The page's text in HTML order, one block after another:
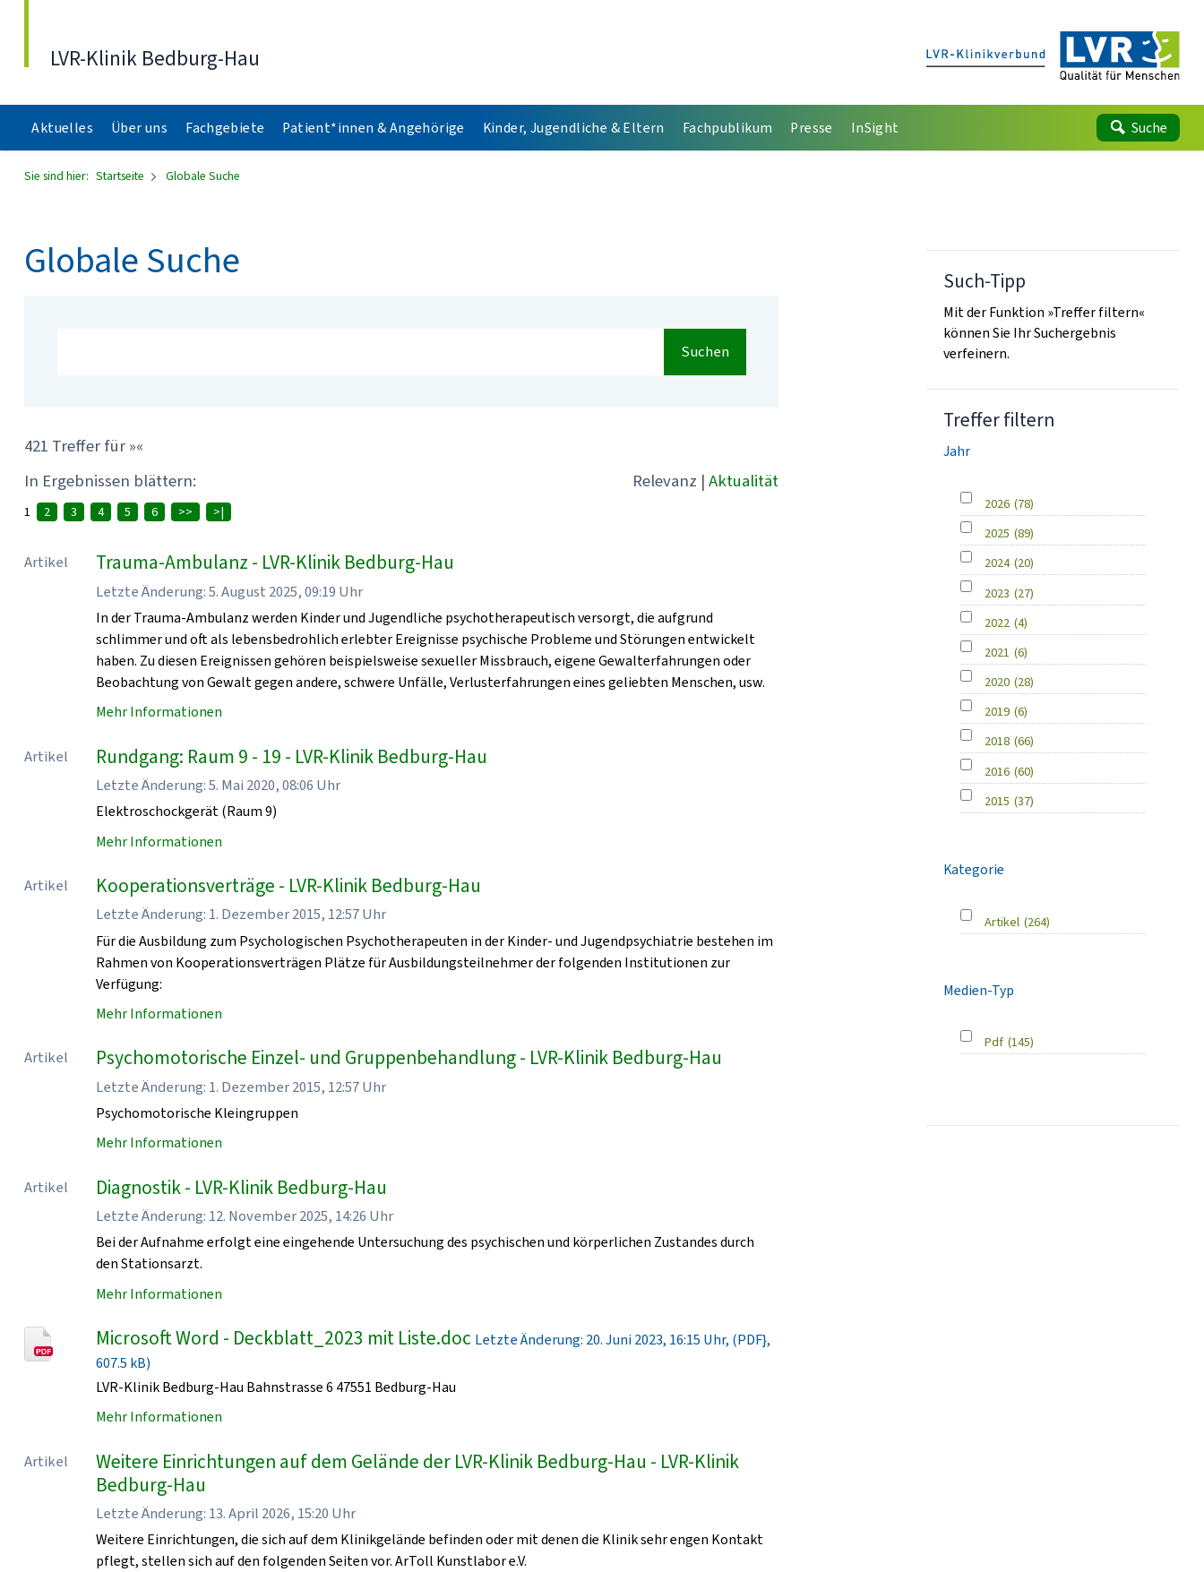
LVR-Klinik Bedburg-Hau
Aktuelles Über uns Fachgebiete Patient*innen & Angehörige Kinder, Jugendliche & Eltern Fachpublikum Presse InSight Suche
Sie sind hier: Startseite Globale Suche
Globale Suche
Suchen
421 Treffer für »«
In Ergebnissen blättern:
Relevanz | Aktualität
1 2 3 4 5 6 >> >|
Artikel Trauma-Ambulanz - LVR-Klinik Bedburg-Hau
Letzte Änderung: 5. August 2025, 09:19 Uhr
In der Trauma-Ambulanz werden Kinder und Jugendliche psychotherapeutisch versorgt, die aufgrund
schlimmer und oft als lebensbedrohlich erlebter Ereignisse psychische Probleme und Störungen entwickelt
haben. Zu diesen Ereignissen gehören beispielsweise sexueller Missbrauch, eigene Gewalterfahrungen oder
Beobachtung von Gewalt gegen andere, schwere Unfälle, Verlusterfahrungen eines geliebten Menschen, usw.
Mehr Informationen
Artikel Rundgang: Raum 9 - 19 - LVR-Klinik Bedburg-Hau
Letzte Änderung: 5. Mai 2020, 08:06 Uhr
Elektroschockgerät (Raum 9)
Mehr Informationen
Artikel Kooperationsverträge - LVR-Klinik Bedburg-Hau
Letzte Änderung: 1. Dezember 2015, 12:57 Uhr
Für die Ausbildung zum Psychologischen Psychotherapeuten in der Kinder- und Jugendpsychiatrie bestehen im
Rahmen von Kooperationsverträgen Plätze für Ausbildungsteilnehmer der folgenden Institutionen zur
Verfügung:
Mehr Informationen
Artikel Psychomotorische Einzel- und Gruppenbehandlung - LVR-Klinik Bedburg-Hau
Letzte Änderung: 1. Dezember 2015, 12:57 Uhr
Psychomotorische Kleingruppen
Mehr Informationen
Artikel Diagnostik - LVR-Klinik Bedburg-Hau
Letzte Änderung: 12. November 2025, 14:26 Uhr
Bei der Aufnahme erfolgt eine eingehende Untersuchung des psychischen und körperlichen Zustandes durch
den Stationsarzt.
Mehr Informationen
Microsoft Word - Deckblatt_2023 mit Liste.doc Letzte Änderung: 20. Juni 2023, 16:15 Uhr, (PDF},
607.5 kB)
LVR-Klinik Bedburg-Hau Bahnstrasse 6 47551 Bedburg-Hau
Mehr Informationen
Artikel
Weitere Einrichtungen auf dem Gelände der LVR-Klinik Bedburg-Hau - LVR-Klinik
Bedburg-Hau
Letzte Änderung: 13. April 2026, 15:20 Uhr
Weitere Einrichtungen, die sich auf dem Klinikgelände befinden oder mit denen die Klinik sehr engen Kontakt
pflegt, stellen sich auf den folgenden Seiten vor. ArToll Kunstlabor e.V.
Such-Tipp
Mit der Funktion »Treffer filtern«
können Sie Ihr Suchergebnis
verfeinern.
Treffer filtern
Jahr
2026 (78)
2025 (89)
2024 (20)
2023 (27)
2022 (4)
2021 (6)
2020 (28)
2019 (6)
2018 (66)
2016 (60)
2015 (37)
Kategorie
Artikel (264)
Medien-Typ
Pdf (145)